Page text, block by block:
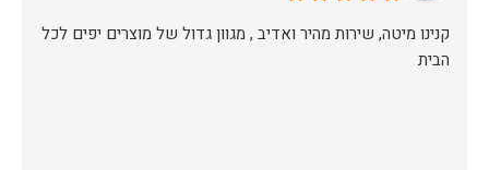
קנינו מיטה, שירות מהיר ואדיב , מגוון גדול של מוצרים יפים לכל
הבית